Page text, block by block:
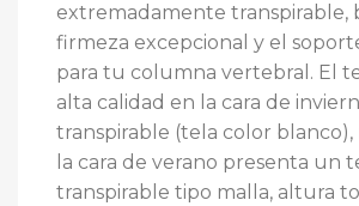
extremadamente transpirable,
firmeza excepcional y el
para tu columna vertebral. El
alta calidad en la cara de
transpirable (tela color
la cara de verano presenta un
transpirable tipo malla, altura